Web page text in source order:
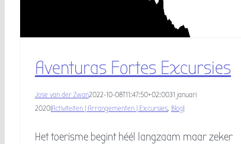
Aventuras Fortes Excursies
Jose van der Zwan2022-10-08T11:47:50+02:0031 januari
2020|Activiteiten | Arrangementen | Excursies, Blog|
Het toerisme begint héél langzaam maar zeker